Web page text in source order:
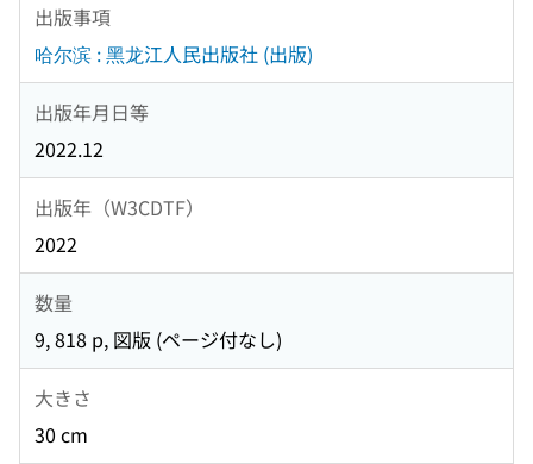
出版事項
哈尔滨 : 黑龙江人民出版社 (出版)
出版年月日等
2022.12
出版年（W3CDTF）
2022
数量
9, 818 p, 図版 (ページ付なし)
大きさ
30 cm